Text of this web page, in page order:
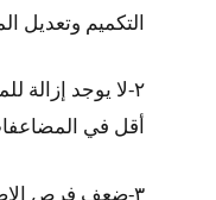
التكميم وتعديل
٢-لا يوجد إزالة
أقل في
٣-ضعف فرص